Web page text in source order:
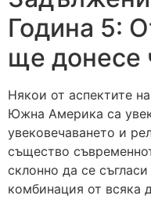
Година 5:
ще донесе
Някои от аспектите
Южна Америка са
увековечаването и
същество
склонно да се
комбинация от всяка